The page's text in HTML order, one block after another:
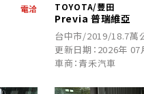
電洽 TOYOTA/豐田
Previa 普瑞維亞
台中市/2019/18.7萬
更新日期：2026年 07
車商：青禾汽車